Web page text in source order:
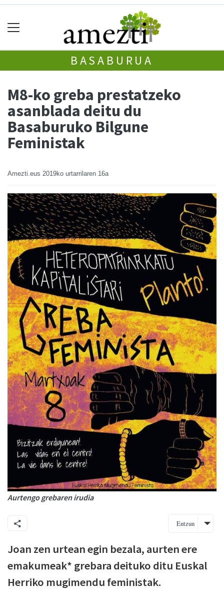
BASABURUA
M8-ko greba prestatzeko
asanblada deitu du
Basaburuko Bilgune
Feministak
Amezti.eus 2019ko urtarrilaren 16a
Aurtengo grebaren irudia
Entzun
Joan zen urtean egin bezala, aurten ere
emakumeak* grebara deituko ditu Euskal
Herriko mugimendu feministak.